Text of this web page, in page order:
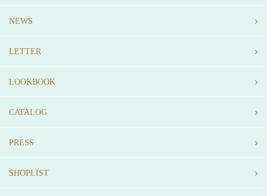
NEWS
LETTER
LOOKBOOK
CATALOG
PRESS
SHOPLIST